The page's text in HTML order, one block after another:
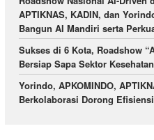
APTIKNAS, KADIN, dan
Bangun AI Mandiri serta
Sukses di 6 Kota, Roadshow
Bersiap Sapa Sektor
Yorindo, APKOMINDO,
Berkolaborasi Dorong